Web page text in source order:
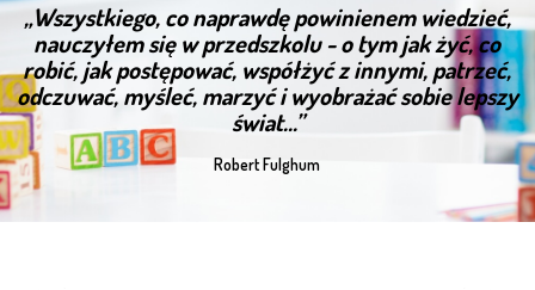
„Wszystkiego, co naprawdę powinienem wiedzieć,
nauczyłem się w przedszkolu - o tym jak żyć, co
robić, jak postępować, współżyć z innymi, patrzeć,
odczuwać, myśleć, marzyć i wyobrażać sobie lepszy
świat...”
Robert Fulghum